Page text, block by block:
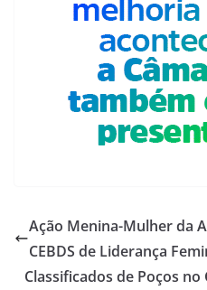
Ação Menina-Mulher da
CEBDS de Liderança
Classificados de Poços no